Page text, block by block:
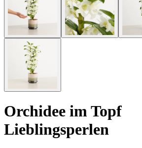
Orchidee im Topf
Lieblingsperlen